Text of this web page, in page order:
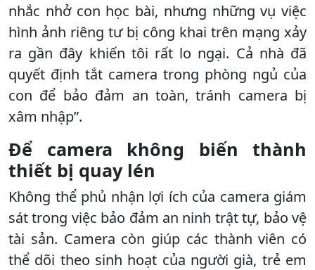
nhắc nhở con học bài, nhưng những vụ việc
hình ảnh riêng tư bị công khai trên mạng xảy
ra gần đây khiến tôi rất lo ngại. Cả nhà đã
quyết định tắt camera trong phòng ngủ của
con để bảo đảm an toàn, tránh camera bị
xâm nhập”.
Để camera không biến thành
thiết bị quay lén
Không thể phủ nhận lợi ích của camera giám
sát trong việc bảo đảm an ninh trật tự, bảo vệ
tài sản. Camera còn giúp các thành viên có
thể dõi theo sinh hoạt của người già, trẻ em